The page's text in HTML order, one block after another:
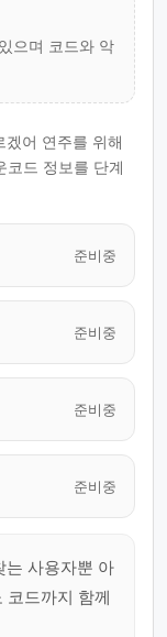
으며 코드와 악
어 연주를 위해
코드 정보를 단계
준비중
준비중
준비중
준비중
는 사용자뿐 아
코드까지 함께